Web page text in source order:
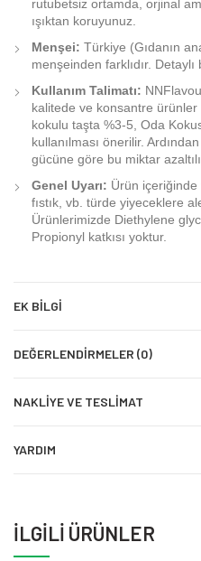
rutubetsiz ortamda, orjinal
ışıktan koruyunuz.
Menşei: Türkiye (Gıdanın
menşeinden farklıdır. Detaylı
Kullanım Talimatı:
kalitede ve konsantre
kokulu taşta %3-5, Oda
kullanılması önerilir.
gücüne göre bu miktar
Genel Uyarı: Ürün içeriğinde
fıstık, vb. türde yiyeceklere
Ürünlerimizde Diethylene
Propionyl katkısı yoktur.
EK BILGI
DEĞERLENDIRMELER (0)
NAKLIYE VE TESLIMAT
YARDIM
İLGILI ÜRÜNLER